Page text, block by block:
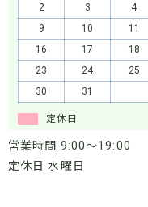
2
3 4
9
10 11
16
17 18
23
24 25
30
31
定休日
営業時間 9:00～19:00
定休日 水曜日